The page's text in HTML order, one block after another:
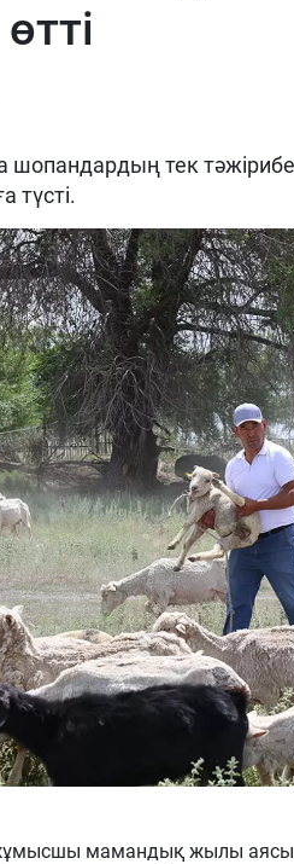
тек
түсті.
мамандық жылы